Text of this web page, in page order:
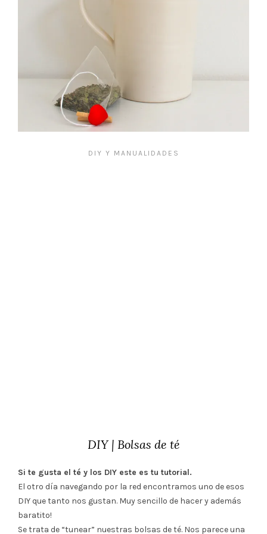
DIY Y MANUALIDADES
DIY | Bolsas de té
Si te gusta el té y los DIY este es tu tutorial.
El otro día navegando por la red encontramos uno de esos
DIY que tanto nos gustan. Muy sencillo de hacer y además
baratito!
Se trata de “tunear” nuestras bolsas de té. Nos parece una